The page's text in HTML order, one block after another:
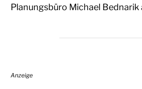
Planungsbüro Michael Bednarik
Anzeige